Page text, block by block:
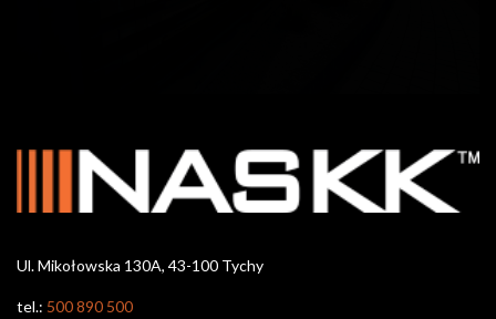
Ul. Mikołowska 130A, 43-100 Tychy
tel.: 500 890 500